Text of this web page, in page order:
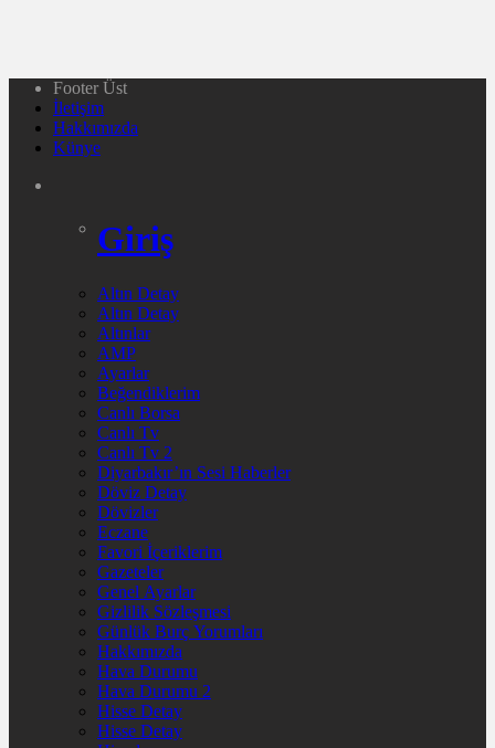
Footer Üst
İletişim
Hakkımızda
Künye
Giriş
Altın Detay
Altın Detay
Altınlar
AMP
Ayarlar
Beğendiklerim
Canlı Borsa
Canlı Tv
Canlı Tv 2
Diyarbakır’ın Sesi Haberler
Döviz Detay
Dövizler
Eczane
Favori İçeriklerim
Gazeteler
Genel Ayarlar
Gizlilik Sözleşmesi
Günlük Burç Yorumları
Hakkımızda
Hava Durumu
Hava Durumu 2
Hisse Detay
Hisse Detay